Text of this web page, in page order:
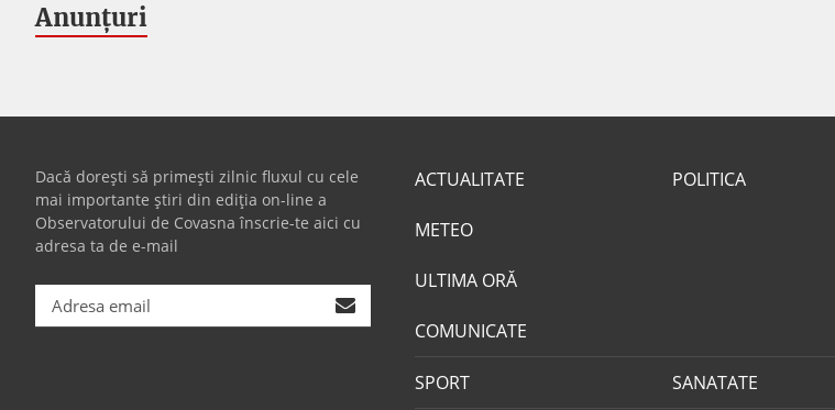
Anunțuri
Dacă dorești să primești zilnic fluxul cu cele
mai importante știri din ediția on-line a
Observatorului de Covasna înscrie-te aici cu
adresa ta de e-mail
ACTUALITATE
METEO
ULTIMA ORĂ
COMUNICATE
POLITICA
SPORT SANATATE